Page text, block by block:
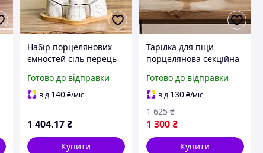
Набір порцелянових
ємностей сіль перець
на бамбуковій
підставці набір спецій
Готово до відправки
від 140 ₴/міс
1 404.17 ₴
Купити
Тарілка для піци
порцелянова секційна
підставці що
обертається блюдо під
піцу для кейтерингу
Білий
Готово до відправки
від 130₴/міс
1 300₴
1 625 ₴
Купити